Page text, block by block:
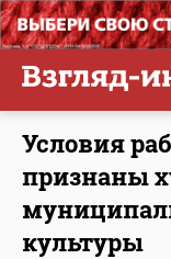
Условия
признаны
культуры